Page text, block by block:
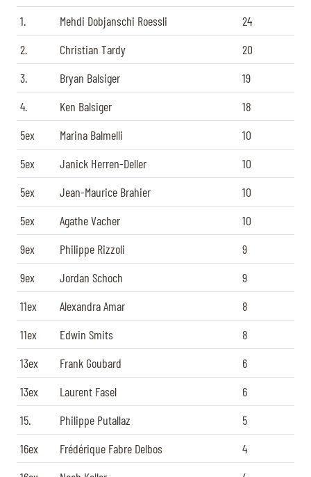
1.
Mehdi Dobjanschi Roessli
24
2.
Christian Tardy
20
3.
Bryan Balsiger
19
4.
Ken Balsiger
18
5ex
Marina Balmelli
10
5ex
Janick Herren-Deller
10
5ex
Jean-Maurice Brahier
10
5ex
Agathe Vacher
10
9ex
Philippe Rizzoli
9
9ex
Jordan Schoch
9
11ex
Alexandra Amar
8
11ex
Edwin Smits
8
13ex
Frank Goubard
6
13ex
Laurent Fasel
6
15.
Philippe Putallaz
5
16ex
Frédérique Fabre Delbos
4